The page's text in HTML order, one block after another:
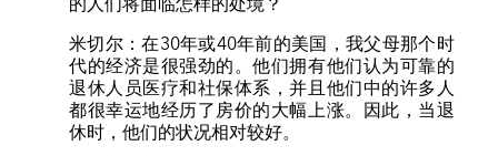
米切尔：在30年或40年前的美国，我父母那个时
代的经济是很强劲的。他们拥有他们认为可靠的
退休人员医疗和社保体系，并且他们中的许多人
都很幸运地经历了房价的大幅上涨。因此，当退
休时，他们的状况相对较好。